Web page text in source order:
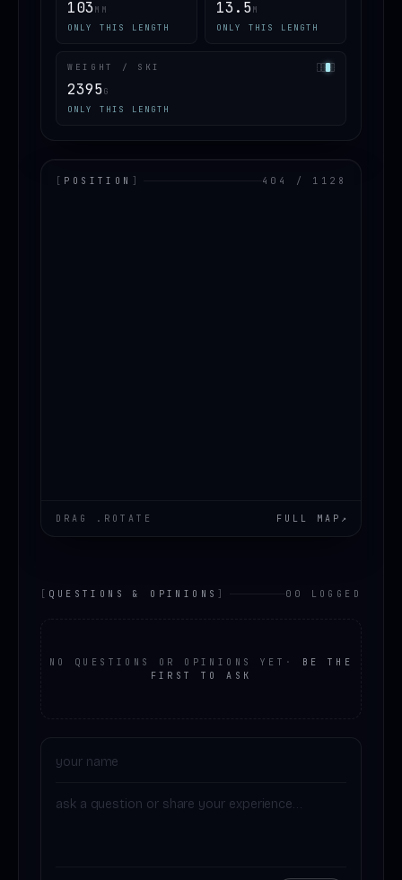
103 MM
ONLY THIS LENGTH
13.5M
ONLY THIS LENGTH
WEIGHT / SKI
2395G
ONLY THIS LENGTH
[ POSITION ] 404 / 1128
DRAG .ROTATE FULL MAP ↗
[ QUESTIONS & OPINIONS ] 00 LOGGED
NO QUESTIONS OR OPINIONS YET ·
BE THE
FIRST TO ASK